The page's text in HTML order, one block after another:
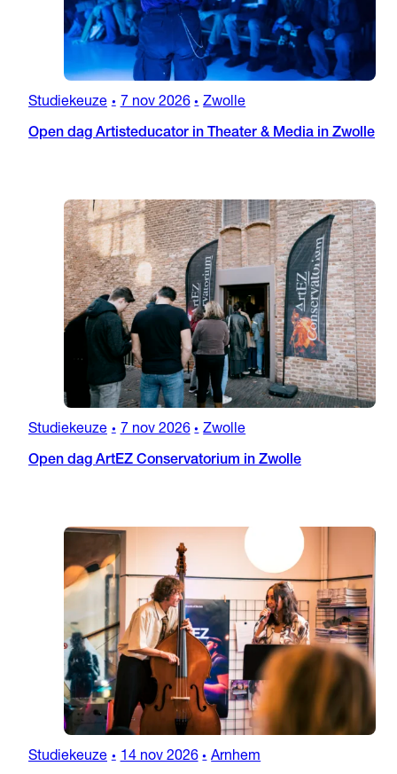
Studiekeuze • 7 nov 2026 • Zwolle
Open dag Artisteducator in Theater & Media in Zwolle
Studiekeuze • 7 nov 2026 • Zwolle
Open dag ArtEZ Conservatorium in Zwolle
Studiekeuze • 14 nov 2026 • Arnhem